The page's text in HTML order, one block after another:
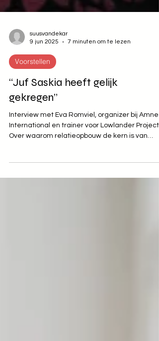
9 jun 2025
Voorstellen
“Juf Saskia heeft gelijk
gekregen”
Interview met Eva Romviel, organizer bij
International en trainer voor Lowlander Project.
organizing.